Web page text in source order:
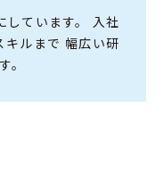
ています。
入社
キルまで 幅広い研
。